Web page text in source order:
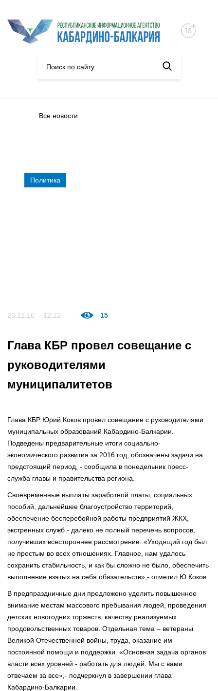
Все новости
Политика
26.12.16 12:22 15
Глава КБР провел совещание с
руководителями
муниципалитетов
Глава КБР Юрий Коков провел совещание с руководителями
муниципальных образований Кабардино-Балкарии.
Подведены предварительные итоги социально-
экономического развития за 2016 год, обозначены задачи на
предстоящий период, - сообщила в понедельник пресс-
служба главы и правительства региона.
Своевременные выплаты заработной платы, социальных
пособий, дальнейшее благоустройство территорий,
обеспечение бесперебойной работы предприятий ЖКХ,
экстренных служб - далеко не полный перечень вопросов,
получивших всестороннее рассмотрение. «Уходящий год был
не простым во всех отношениях. Главное, нам удалось
сохранить стабильность, и как бы сложно не было, обеспечить
выполнение взятых на себя обязательств»,- отметил Ю.Коков.
В предпраздничные дни предложено уделить повышенное
внимание местам массового пребывания людей, проведения
детских новогодних торжеств, качеству реализуемых
продовольственных товаров. Отдельная тема – ветераны
Великой Отечественной войны, труда, оказание им
постоянной помощи и поддержки. «Основная задача органов
власти всех уровней - работать для людей. Мы с вами
отвечаем за все»,- подчеркнул в завершении глава
Кабардино-Балкарии.